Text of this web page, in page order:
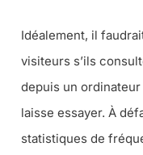
Idéalement, il
visiteurs s’ils
depuis un
laisse essayer. À
statistiques de